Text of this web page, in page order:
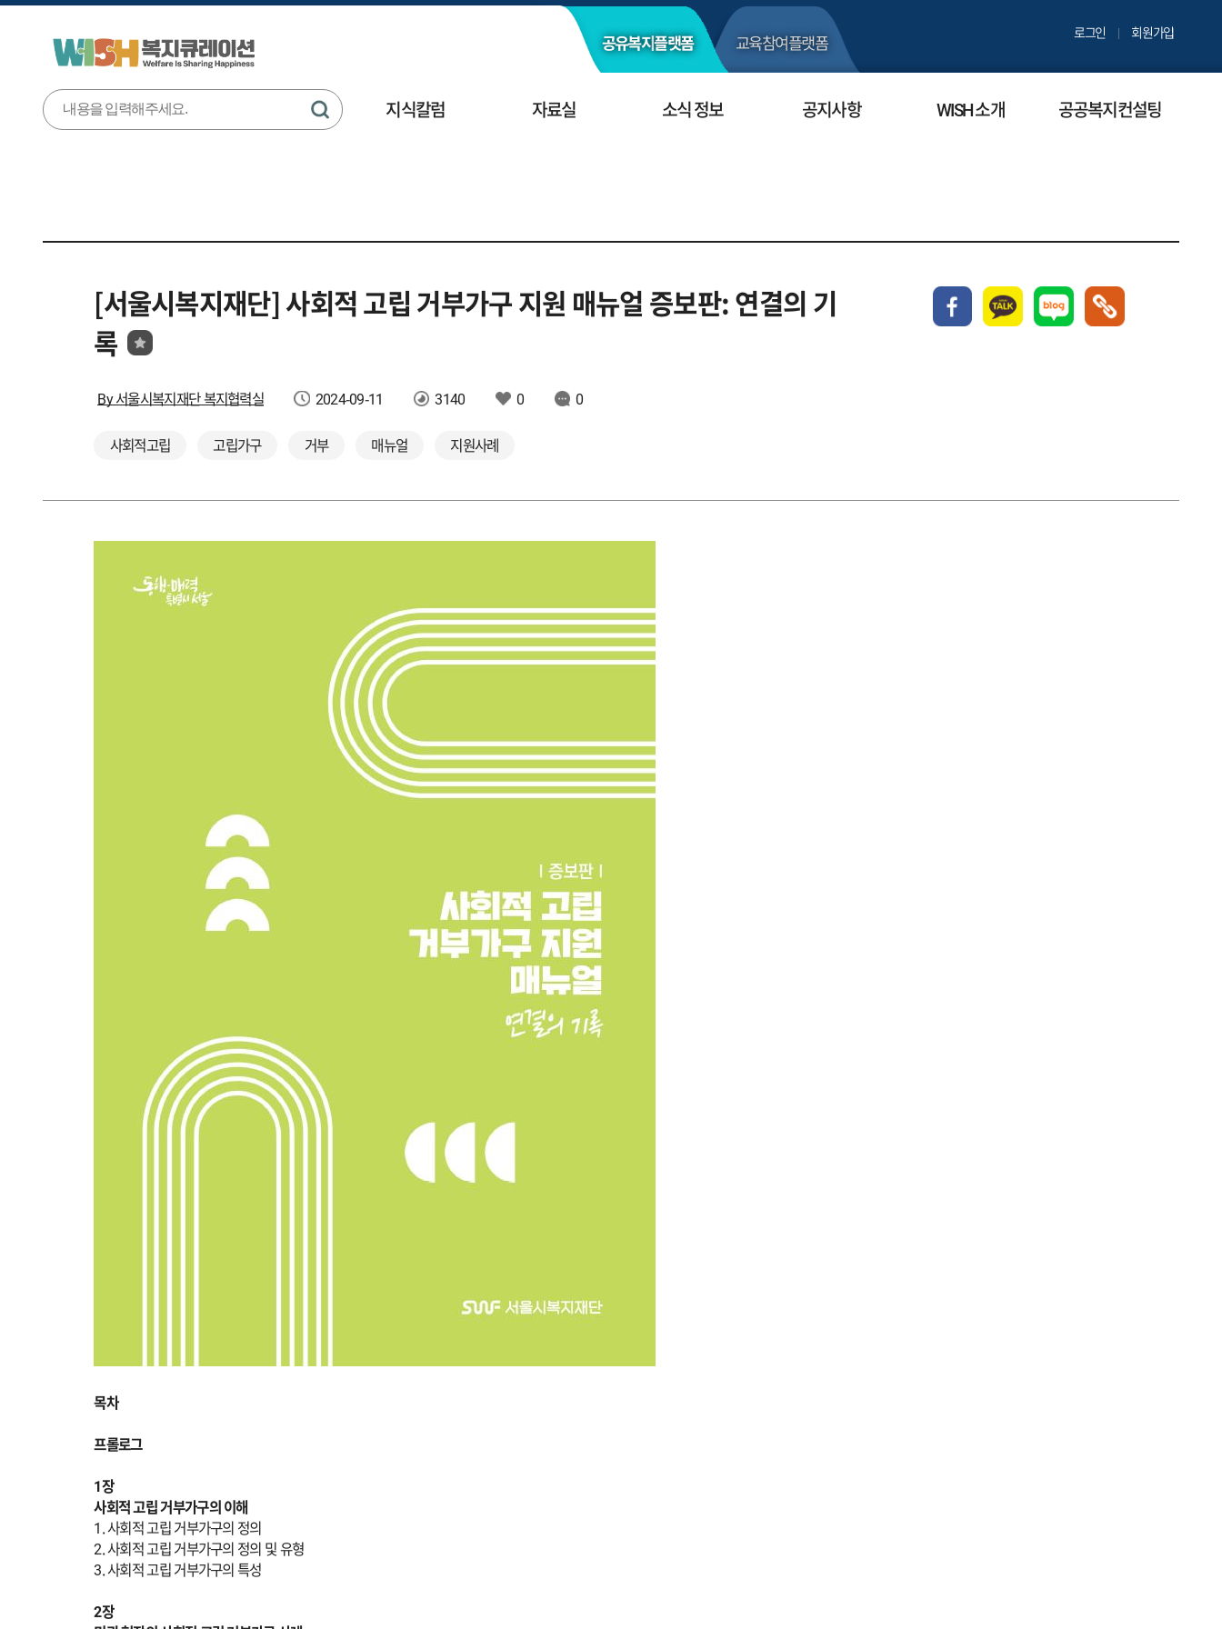
공유복지플랫폼 교육참여플랫폼 로그인 회원가입
지식칼럼 자료실 소식 정보 공지사항 WISH 소개 공공복지컨설팅
[서울시복지재단] 사회적 고립 거부가구 지원 매뉴얼 증보판: 연결의 기
록
By 서울시복지재단 복지협력실 2024-09-11 3140 0 0
사회적고립 고립가구 거부 매뉴얼 지원사례
목차
프롤로그
1장
사회적 고립 거부가구의 이해
1. 사회적 고립 거부가구의 정의
2. 사회적 고립 거부가구의 정의 및 유형
3. 사회적 고립 거부가구의 특성
2장